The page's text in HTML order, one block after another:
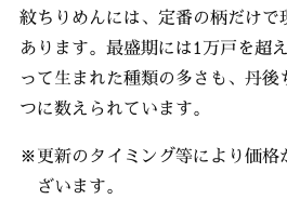
紋ちりめんには、定番の柄だけ
あります。最盛期には1万戸を超
って生まれた種類の多さも、丹後
つに数えられています。
※更新のタイミング等により価格
ざいます。